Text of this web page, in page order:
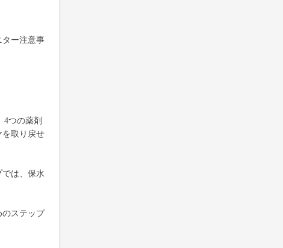
ー注意事
4つの薬剤
を取り戻せ
では、保水
のステップ